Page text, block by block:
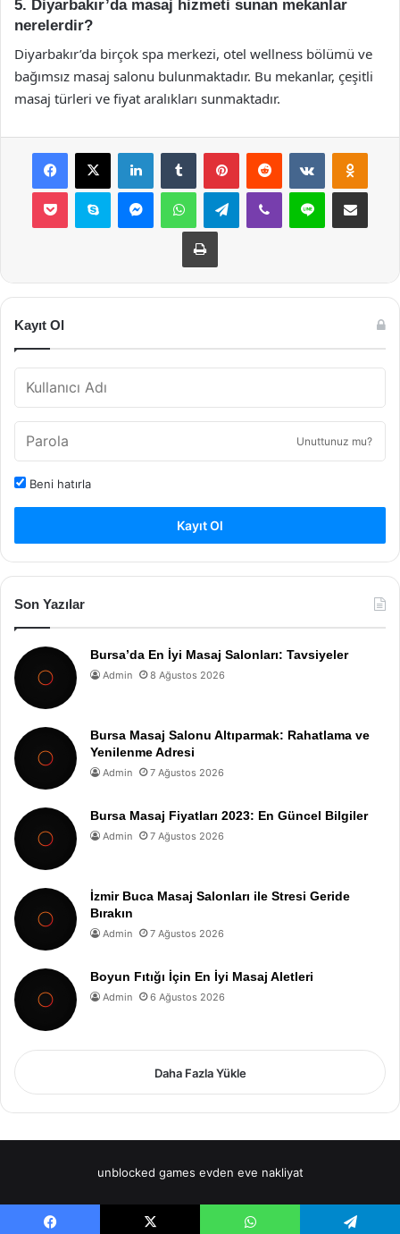
5. Diyarbakır’da masaj hizmeti sunan mekanlar
nerelerdir?
Diyarbakır’da birçok spa merkezi, otel wellness bölümü ve
bağımsız masaj salonu bulunmaktadır. Bu mekanlar, çeşitli
masaj türleri ve fiyat aralıkları sunmaktadır.
Facebook
X LinkedInTumblr PinterestReddit VKontakte
Pocket Skype MessengerWhatsAppTelegramViber Line E-Posta ile
Yazdır
Kayıt Ol
Unuttunuz mu?
Beni hatırla
Kayıt Ol
Son Yazılar
Bursa’da En İyi Masaj Salonları: Tavsiyeler
Admin 8 Ağustos 2026
Bursa Masaj Salonu Altıparmak: Rahatlama ve
Yenilenme Adresi
Admin 7 Ağustos 2026
Bursa Masaj Fiyatları 2023: En Güncel Bilgiler
Admin 7 Ağustos 2026
İzmir Buca Masaj Salonları ile Stresi Geride
Bırakın
Admin 7 Ağustos 2026
Boyun Fıtığı İçin En İyi Masaj Aletleri
Admin 6 Ağustos 2026
Daha Fazla Yükle
unblocked games evden eve nakliyat